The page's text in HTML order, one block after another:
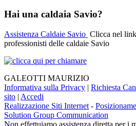
Hai una caldaia Savio?
Assistenza Caldaie Savio Clicca nel
professionisti delle caldaie Savio
GALEOTTI MAURIZIO
Informativa sulla Privacy | Richiesta
sito | Accedi
Realizzazione Siti Internet -
Solution Group Communication
Non effettuiamo assistenza diretta per i